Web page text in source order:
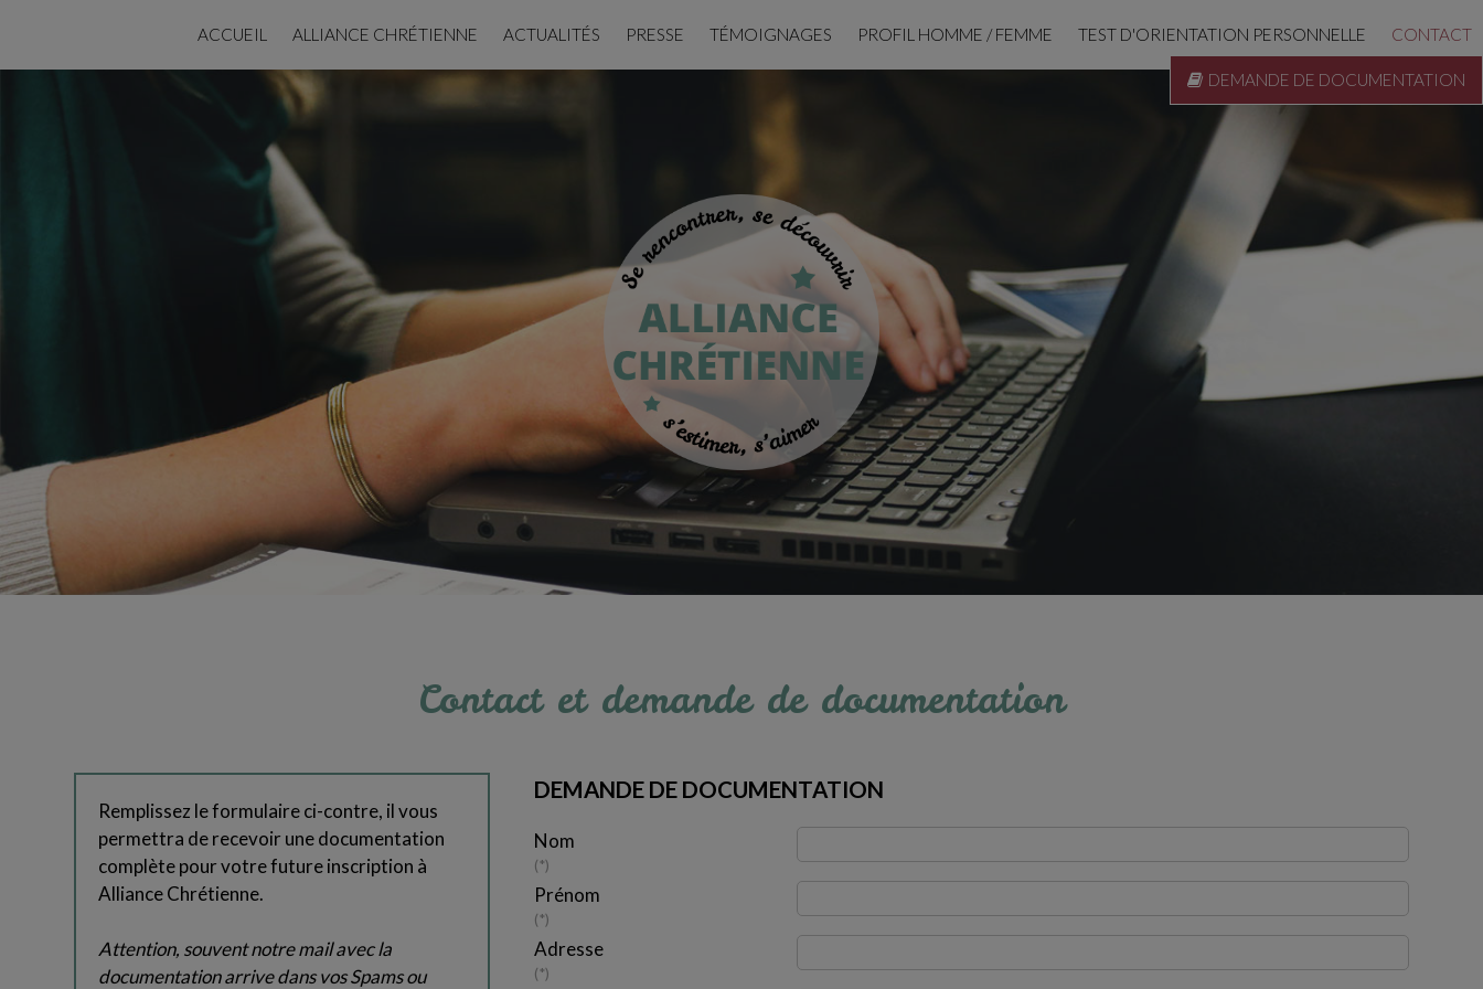
ACCUEIL ALLIANCE CHRÉTIENNE ACTUALITÉS PRESSE TÉMOIGNAGES PROFIL HOMME / FEMME TEST D'ORIENTATION PERSONNELLE CONTACT
DEMANDE DE DOCUMENTATION
Contact et demande de documentation
Remplissez le formulaire ci-contre, il vous
permettra de recevoir une documentation
complète pour votre future inscription à
Alliance Chrétienne.
Attention, souvent notre mail avec la
documentation arrive dans vos Spams ou
DEMANDE DE DOCUMENTATION
Nom
*
Prénom
*
Adresse
*